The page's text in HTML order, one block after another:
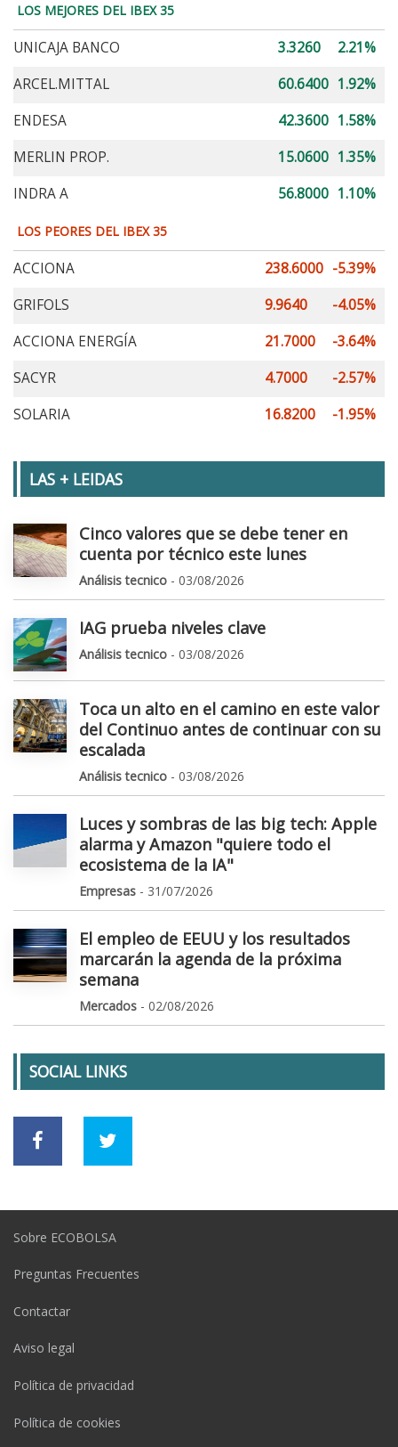
LOS MEJORES DEL IBEX 35
UNICAJA BANCO 3.3260
2.21%
ARCEL.MITTAL
60.6400 1.92%
ENDESA
42.3600 1.58%
MERLIN PROP.
15.0600 1.35%
INDRA A
56.8000 1.10%
LOS PEORES DEL IBEX 35
ACCIONA 238.6000 -5.39%
GRIFOLS
9.9640
-4.05%
ACCIONA ENERGÍA
21.7000
-3.64%
SACYR
4.7000
-2.57%
SOLARIA
16.8200 -1.95%
LAS + LEIDAS
Cinco valores que se debe tener en
cuenta por técnico este lunes
Análisis tecnico - 03/08/2026
IAG prueba niveles clave
Análisis tecnico - 03/08/2026
Toca un alto en el camino en este valor
del Continuo antes de continuar con su
escalada
Análisis tecnico - 03/08/2026
Luces y sombras de las big tech: Apple
alarma y Amazon "quiere todo el
ecosistema de la IA"
Empresas - 31/07/2026
El empleo de EEUU y los resultados
marcarán la agenda de la próxima
semana
Mercados - 02/08/2026
SOCIAL LINKS
Sobre ECOBOLSA
Preguntas Frecuentes
Contactar
Aviso legal
Política de privacidad
Política de cookies